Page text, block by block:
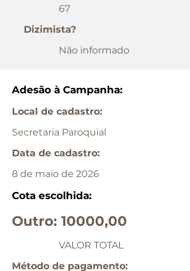
67
Dizimista?
Não informado
Adesão à Campanha:
Local de cadastro:
Secretaria Paroquial
Data de cadastro:
8 de maio de 2026
Cota escolhida:
Outro: 10000,00
VALOR TOTAL
Método de pagamento: